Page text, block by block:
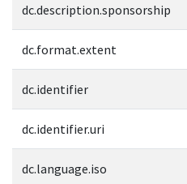
dc.description.sponsorship
dc.format.extent
dc.identifier
dc.identifier.uri
dc.language.iso